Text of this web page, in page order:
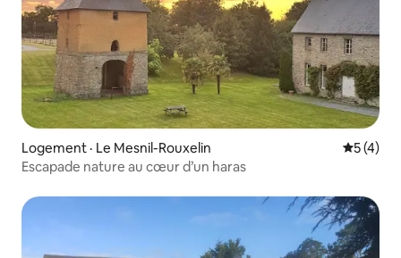
Logement · Le Mesnil-Rouxelin Note
5 (4)
Escapade nature au cœur d’un haras